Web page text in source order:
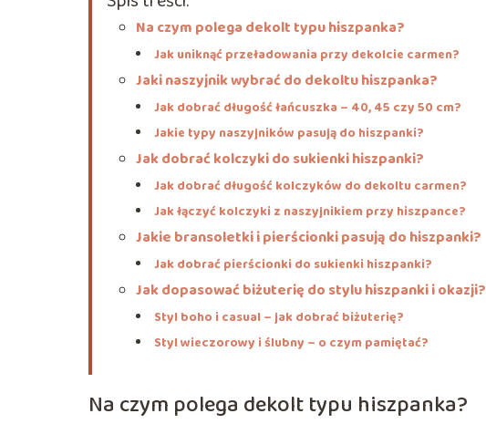
Na czym polega dekolt typu hiszpanka?
Jak uniknąć przeładowania przy dekolcie carmen?
Jaki naszyjnik wybrać do dekoltu hiszpanka?
Jak dobrać długość łańcuszka – 40, 45 czy 50 cm?
Jakie typy naszyjników pasują do hiszpanki?
Jak dobrać kolczyki do sukienki hiszpanki?
Jak dobrać długość kolczyków do dekoltu carmen?
Jak łączyć kolczyki z naszyjnikiem przy hiszpance?
Jakie bransoletki i pierścionki pasują do hiszpanki?
Jak dobrać pierścionki do sukienki hiszpanki?
Jak dopasować biżuterię do stylu hiszpanki i okazji?
Styl boho i casual – jak dobrać biżuterię?
Styl wieczorowy i ślubny – o czym pamiętać?
Na czym polega dekolt typu hiszpanka?